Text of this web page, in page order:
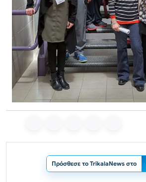
Πρόσθεσε το TrikalaNews στο